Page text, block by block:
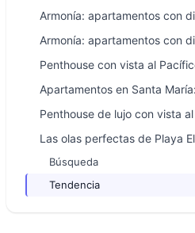
Armonía: apartamentos con
Armonía: apartamentos con
Penthouse con vista al
Apartamentos en Santa
Penthouse de lujo con vista
Las olas perfectas de Playa
Búsqueda
Tendencia